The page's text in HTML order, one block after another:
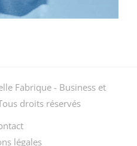
Fabrique - Business et
droits réservés
légales